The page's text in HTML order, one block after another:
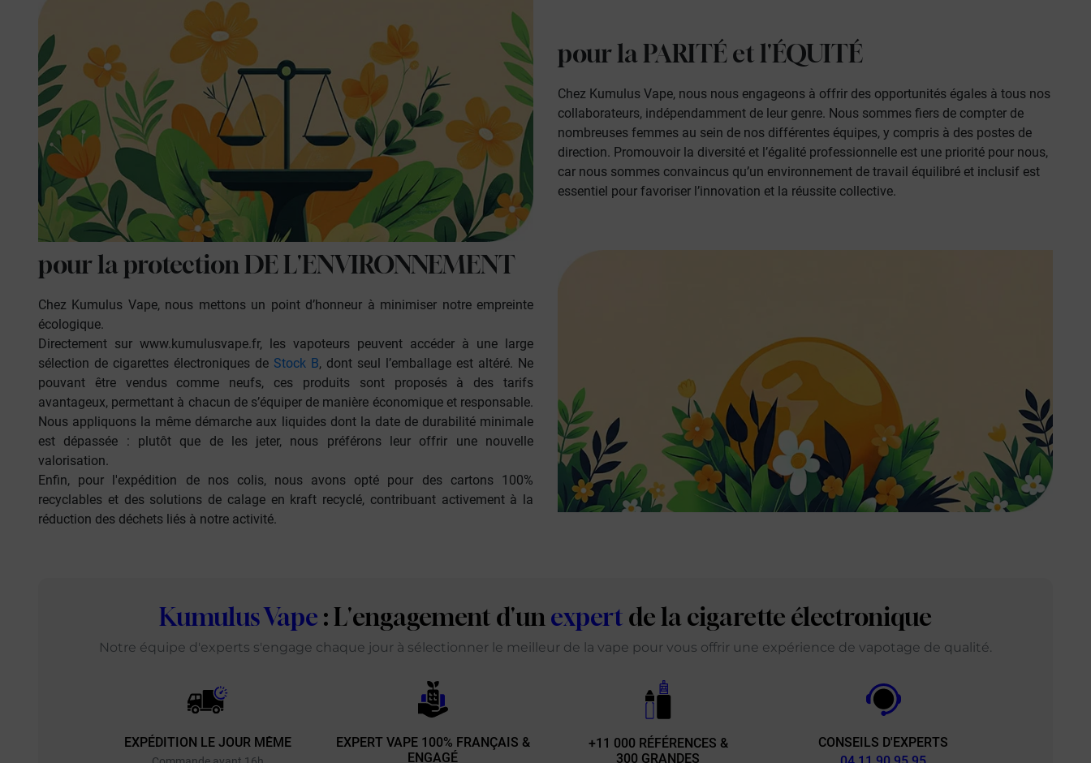
pour laPARITÉet l'ÉQUITÉ
Chez Kumulus Vape, nous nous engageons à offrir des opportunités égales à tous nos
collaborateurs, indépendamment de leur genre. Nous sommes fiers de compter de
nombreuses femmes au sein de nos différentes équipes, y compris à des postes de
direction. Promouvoir la diversité et l’égalité professionnelle est une priorité pour nous,
car nous sommes convaincus qu’un environnement de travail équilibré et inclusif est
essentiel pour favoriser l’innovation et la réussite collective.
pour la protectionDE L'ENVIRONNEMENT
Chez Kumulus Vape, nous mettons un point d’honneur à minimiser notre empreinte
écologique.
Directement sur www.kumulusvape.fr, les vapoteurs peuvent accéder à une large
sélection de cigarettes électroniques de Stock B, dont seul l’emballage est altéré. Ne
pouvant être vendus comme neufs, ces produits sont proposés à des tarifs
avantageux, permettant à chacun de s’équiper de manière économique et responsable.
Nous appliquons la même démarche aux liquides dont la date de durabilité minimale
est dépassée : plutôt que de les jeter, nous préférons leur offrir une nouvelle
valorisation.
Enfin, pour l'expédition de nos colis, nous avons opté pour des cartons100%
recyclables et des solutions de calage en kraft recyclé, contribuant activement à la
réduction des déchets liés à notre activité.
Kumulus Vape : L'engagement d'unexpert de la cigarette électronique
Notre équipe d'experts s'engage chaque jour à sélectionner le meilleur de la vape pour vous offrir une expérience de vapotage de qualité.
EXPÉDITION LE JOUR MÊME
EXPERT VAPE 100% FRANÇAIS &
ENGAGÉ
+11 000 RÉFÉRENCES &
300 GRANDES
CONSEILS D'EXPERTS